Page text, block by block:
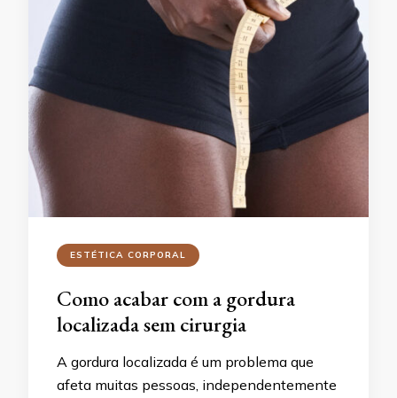
ESTÉTICA CORPORAL
Como acabar com a gordura
localizada sem cirurgia
A gordura localizada é um problema que
afeta muitas pessoas, independentemente